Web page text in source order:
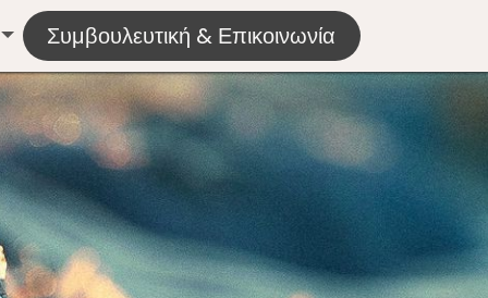
Συμβουλευτική & Επικοινωνία